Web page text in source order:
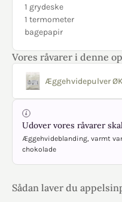
1 grydeske
1 termometer
bagepapir
Vores råvarer i denne
Æggehvidepulver
Udover vores råvarer
Æggehvideblanding, varmt
chokolade
Sådan laver du